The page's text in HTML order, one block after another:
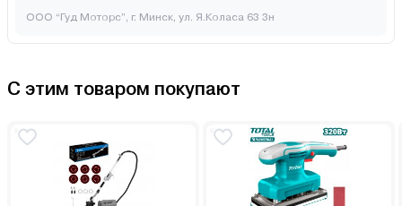
ООО “Гуд Моторс”, г. Минск, ул. Я.Коласа 63 3н
С этим товаром покупают